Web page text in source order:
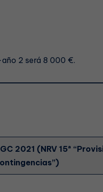
2 será 8 000 €.
2021 (NRV 15ª